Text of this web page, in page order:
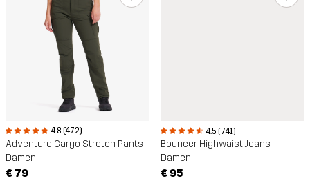
4.8 (472)
Adventure Cargo Stretch Pants
Damen
€ 79
4.5 (741)
Bouncer Highwaist Jeans
Damen
€ 95